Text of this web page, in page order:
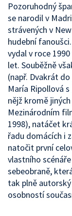
Pozoruhodný
se narodil v
strávených v
hudební
vydal v roce
let. Souběžně
(např. Dvakrát
María Ripollová
nějž kromě
Mezinárodním
1998), natáčet
řadu domácích i
natočit první
vlastního
sebeobraně,
tak plně
osobností